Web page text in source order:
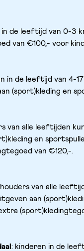
in de leeftijd van 0-3
van €100,- voor
in de leeftijd van 4-
(sport)kleding en
van alle leeftijden
en
van €120,-.
van alle
aan
: kinderen in de